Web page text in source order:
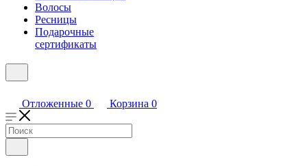
Волосы
Ресницы
Подарочные
сертификаты
Отложенные 0 Корзина 0